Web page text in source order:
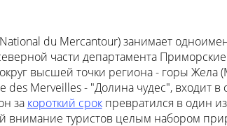
du Mercantour) занимает
части департамента
высшей точки региона - горы Жела
Merveilles - "Долина чудес", входит в
за короткий срокпревратился в один
внимание туристов целым набором